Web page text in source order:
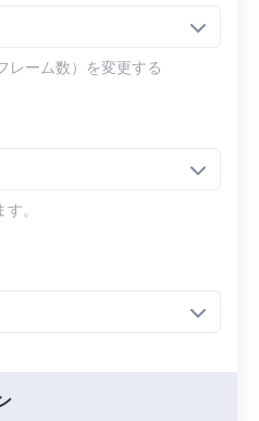
レーム数）を変更する
。